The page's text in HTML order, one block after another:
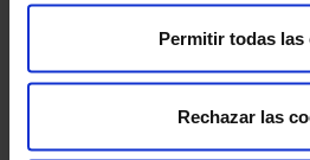
Permitir todas las
Rechazar las
Noticia